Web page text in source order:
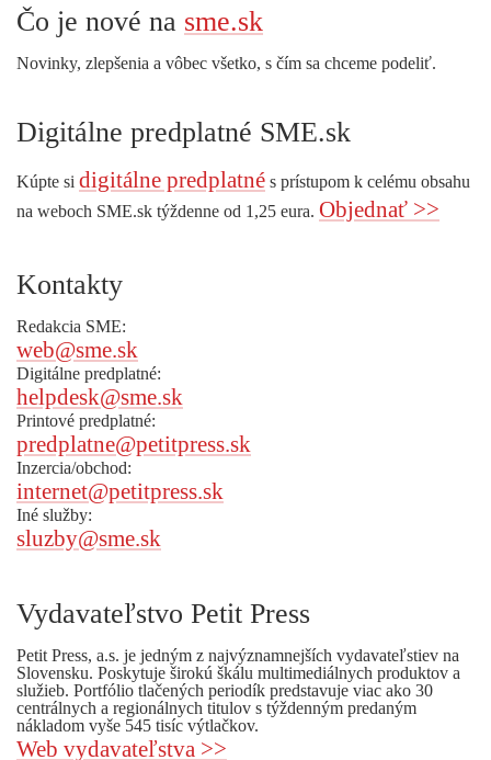
Čo je nové na sme.sk
Novinky, zlepšenia a vôbec všetko, s čím sa chceme podeliť.
Digitálne predplatné SME.sk
Kúpte si digitálne predplatné s prístupom k celému obsahu
na weboch SME.sk týždenne od 1,25 eura. Objednať >>
Kontakty
Redakcia SME:
web@sme.sk
Digitálne predplatné:
helpdesk@sme.sk
Printové predplatné:
predplatne@petitpress.sk
Inzercia/obchod:
internet@petitpress.sk
Iné služby:
sluzby@sme.sk
Vydavateľstvo Petit Press
Petit Press, a.s. je jedným z najvýznamnejších vydavateľstiev na
Slovensku. Poskytuje širokú škálu multimediálnych produktov a
služieb. Portfólio tlačených periodík predstavuje viac ako 30
centrálnych a regionálnych titulov s týždenným predaným
nákladom vyše 545 tisíc výtlačkov.
Web vydavateľstva >>